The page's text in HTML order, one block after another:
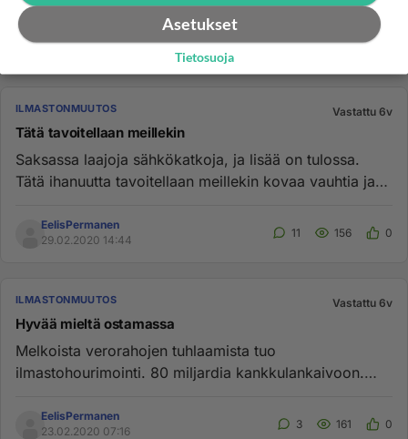
elinkeinot tuhota,...
16 229
ILMASTONMUUTOS Vastattu 6v
Tätä tavoitellaan meillekin
Saksassa laajoja sähkökatkoja, ja lisää on tulossa.
Tätä ihanuutta tavoitellaan meillekin kovaa vauhtia ja
EelisPermanen
29.02.2020 14:44
11 156 0
ILMASTONMUUTOS Vastattu 6v
Hyvää mieltä ostamassa
Melkoista verorahojen tuhlaamista tuo
ilmastohourimointi. 80 miljardia kankkulankaivoon.
EelisPermanen
23.02.2020 07:16
3 161 0
Asetukset
Tietosuoja